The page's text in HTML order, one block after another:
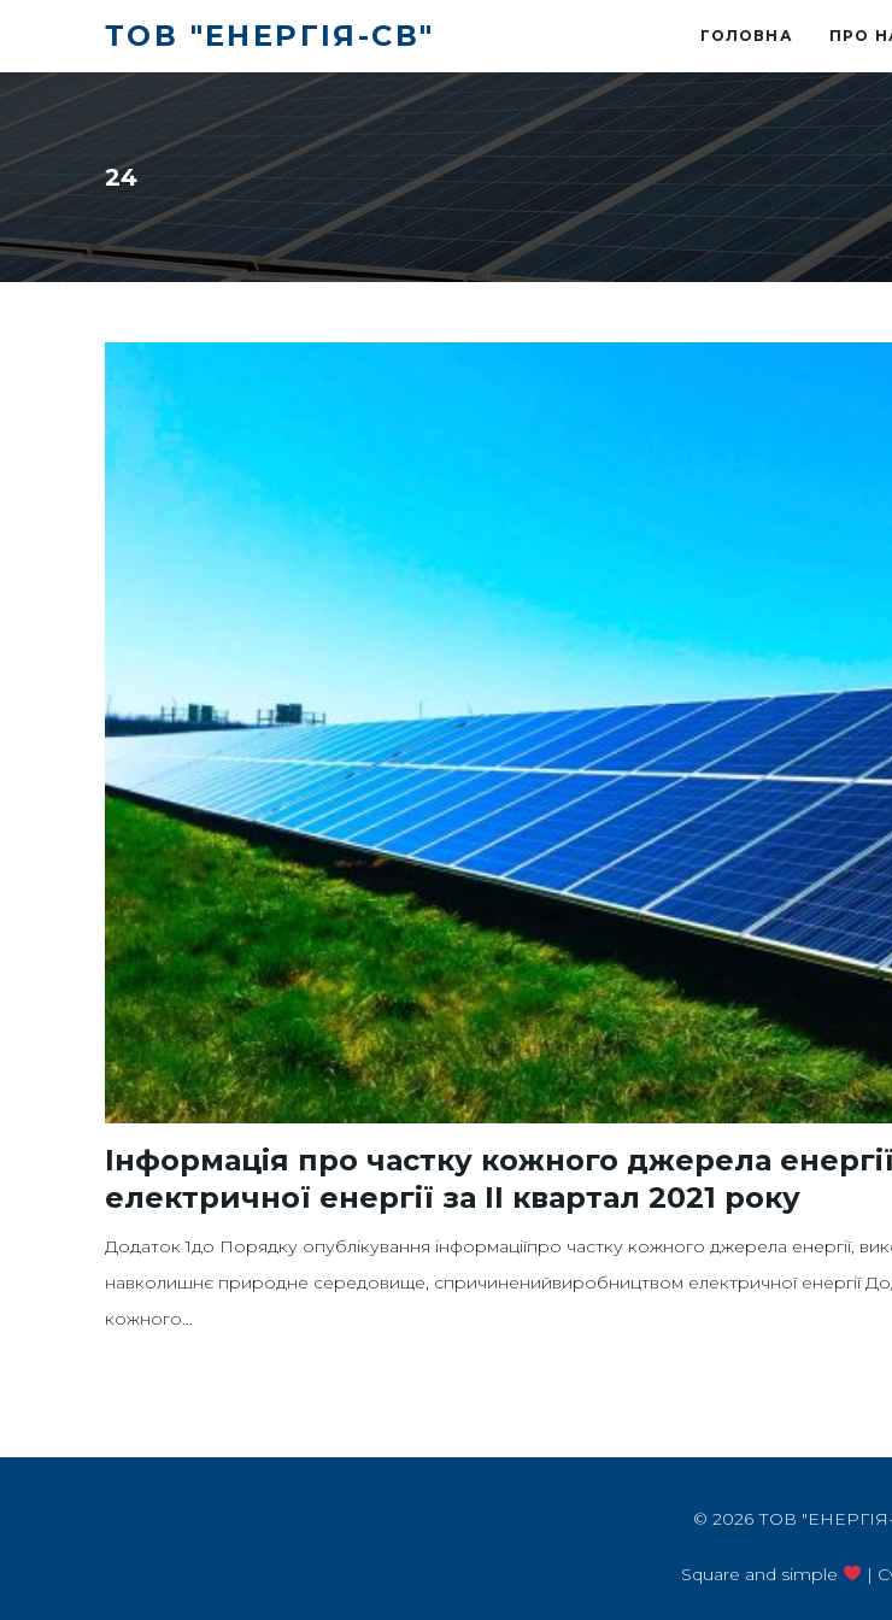
ТОВ "ЕНЕРГІЯ-СВ" ГОЛОВНА ПРО
24
Інформація про частку кожного джерела
електричної енергії за ІІ квартал 2021 року
Додаток 1до Порядку опублікування інформаціїпро частку кожного джерела енергії,
навколишнє природне середовище, спричиненийвиробництвом електричної енергії
кожного…
© 2026 ТОВ
Square and simple |